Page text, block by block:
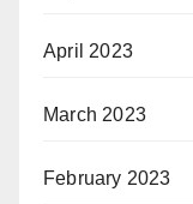
April 2023
March 2023
February 2023